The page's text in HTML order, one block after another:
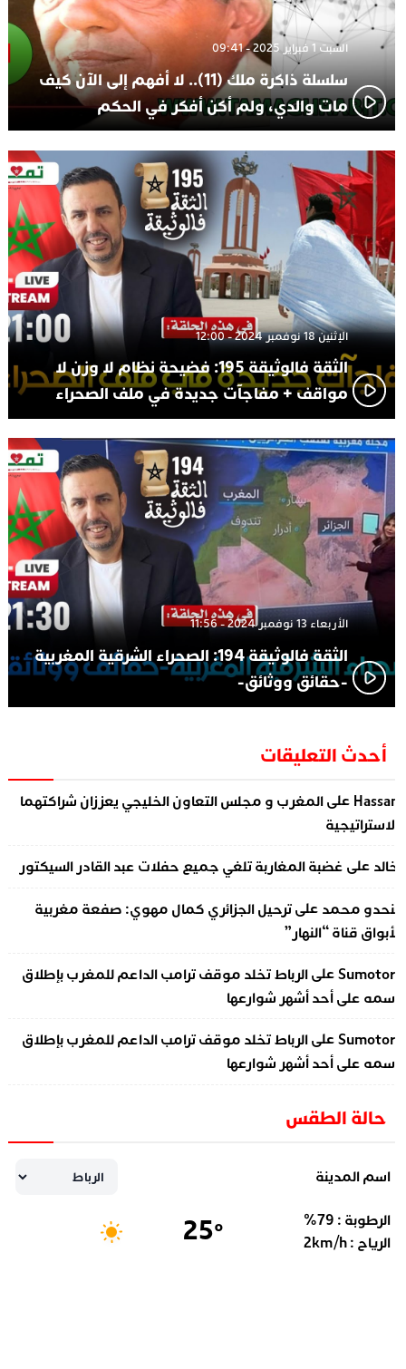
السبت 1 فبراير 2025 - 09:41
سلسلة ذاكرة ملك (11).. لا أفهم إلى الآن كيف
مات والدي، ولم أكن أفكر في الحكم
الإثنين 18 نوفمبر 2024 - 12:00
الثقة فالوثيقة 195: فضيحة نظام لا وزن لا
مواقف + مفاجآت جديدة في ملف الصحراء
الأربعاء 13 نوفمبر 2024 - 11:56
الثقة فالوثيقة 194: الصحراء الشرقية المغربية
-حقائق ووثائق-
أحدث التعليقات
علىالمغرب و مجلس التعاون الخليجي يعززان شراكتهما
علىغضبة المغاربة تلغي جميع حفلات عبد القادر السيكتور
محمدعلىترحيل الجزائري كمال مهوي: صفعة مغربية
قناة “النهار”
علىالرباط تخلد موقف ترامب الداعم للمغرب بإطلاق
على أحد أشهر شوارعها
علىالرباط تخلد موقف ترامب الداعم للمغرب بإطلاق
على أحد أشهر شوارعها
حالة الطقس
اسم المدينة
الرطوبة : 79
%
الرياح :
2km/h
25